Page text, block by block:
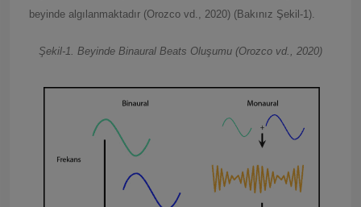
beyinde algılanmaktadır (Orozco vd., 2020) (Bakınız Şekil-1).
Şekil-1. Beyinde Binaural Beats Oluşumu (Orozco vd., 2020)